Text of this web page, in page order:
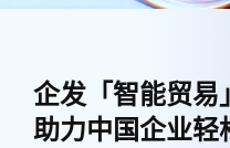
企发「智能贸易」
助力中国企业轻